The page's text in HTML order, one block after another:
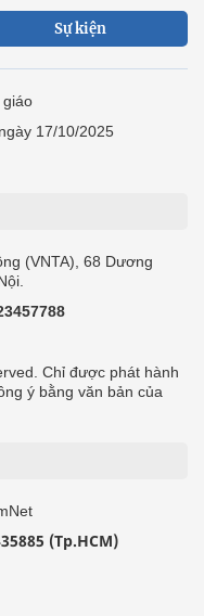
Sự kiện
giáo
17/10/2025
(VNTA), 68 Dương
Chỉ được phát hành
ý bằng văn bản của
(Tp.HCM)